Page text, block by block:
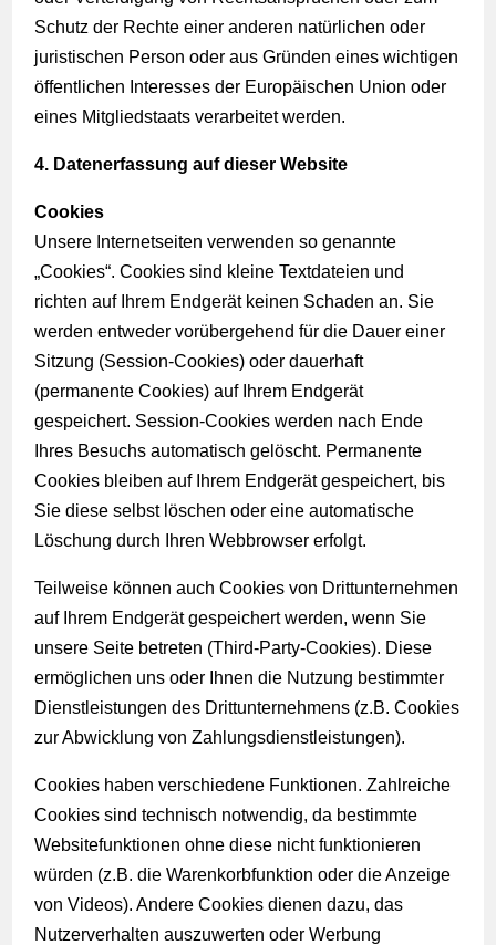
Schutz der Rechte einer anderen natürlichen oder
juristischen Person oder aus Gründen eines wichtigen
öffentlichen Interesses der Europäischen Union oder
eines Mitgliedstaats verarbeitet werden.
4. Datenerfassung auf dieser Website
Cookies
Unsere Internetseiten verwenden so genannte
„Cookies“. Cookies sind kleine Textdateien und
richten auf Ihrem Endgerät keinen Schaden an. Sie
werden entweder vorübergehend für die Dauer einer
Sitzung (Session-Cookies) oder dauerhaft
(permanente Cookies) auf Ihrem Endgerät
gespeichert. Session-Cookies werden nach Ende
Ihres Besuchs automatisch gelöscht. Permanente
Cookies bleiben auf Ihrem Endgerät gespeichert, bis
Sie diese selbst löschen oder eine automatische
Löschung durch Ihren Webbrowser erfolgt.
Teilweise können auch Cookies von Drittunternehmen
auf Ihrem Endgerät gespeichert werden, wenn Sie
unsere Seite betreten (Third-Party-Cookies). Diese
ermöglichen uns oder Ihnen die Nutzung bestimmter
Dienstleistungen des Drittunternehmens (z.B. Cookies
zur Abwicklung von Zahlungsdienstleistungen).
Cookies haben verschiedene Funktionen. Zahlreiche
Cookies sind technisch notwendig, da bestimmte
Websitefunktionen ohne diese nicht funktionieren
würden (z.B. die Warenkorbfunktion oder die Anzeige
von Videos). Andere Cookies dienen dazu, das
Nutzerverhalten auszuwerten oder Werbung